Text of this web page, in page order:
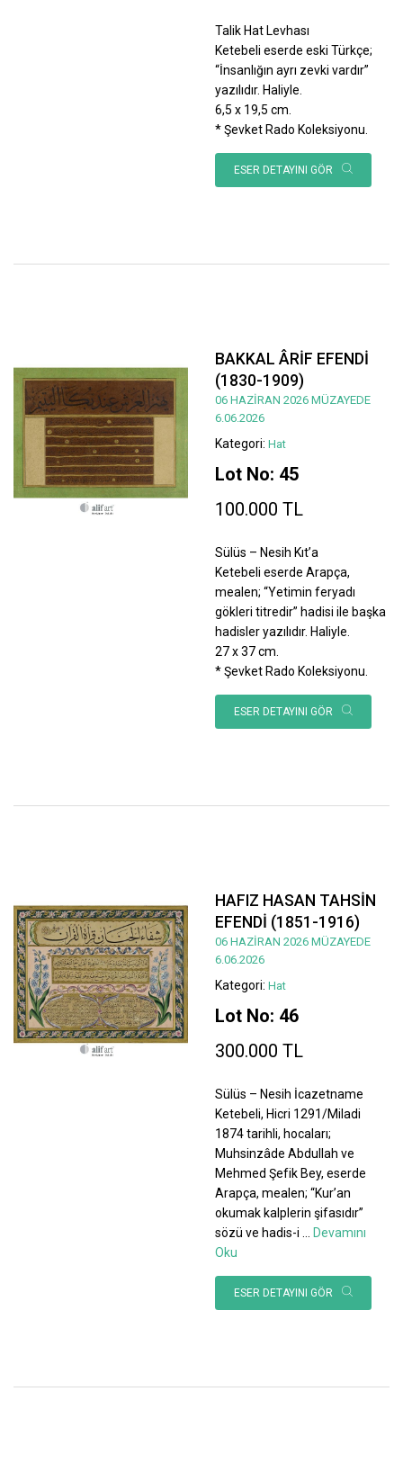
Talik Hat Levhası
Ketebeli eserde eski Türkçe;
“İnsanlığın ayrı zevki vardır”
yazılıdır. Haliyle.
6,5 x 19,5 cm.
* Şevket Rado Koleksiyonu.
ESER DETAYINI GÖR
BAKKAL ÂRİF EFENDİ
(1830-1909)
06 HAZİRAN 2026 MÜZAYEDE
6.06.2026
Kategori: Hat
Lot No: 45
100.000 TL
Sülüs – Nesih Kıt’a
Ketebeli eserde Arapça,
mealen; “Yetimin feryadı
gökleri titredir” hadisi ile başka
hadisler yazılıdır. Haliyle.
27 x 37 cm.
* Şevket Rado Koleksiyonu.
ESER DETAYINI GÖR
HAFIZ HASAN TAHSİN
EFENDİ (1851-1916)
06 HAZİRAN 2026 MÜZAYEDE
6.06.2026
Kategori: Hat
Lot No: 46
300.000 TL
Sülüs – Nesih İcazetname
Ketebeli, Hicri 1291/Miladi
1874 tarihli, hocaları;
Muhsinzâde Abdullah ve
Mehmed Şefik Bey, eserde
Arapça, mealen; “Kur’an
okumak kalplerin şifasıdır”
sözü ve hadis-i ... Devamını
Oku
ESER DETAYINI GÖR